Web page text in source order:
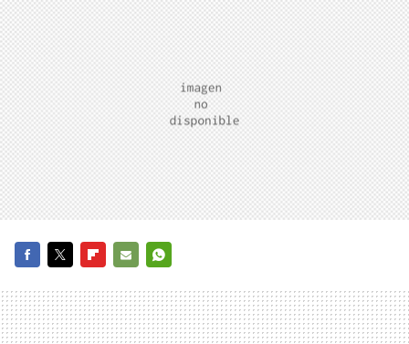
MAIL